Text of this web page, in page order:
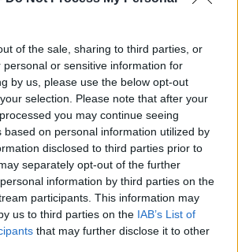
of the sale, sharing to third parties, or
personal or sensitive information for
by us, please use the below opt-out
selection. Please note that after your
you may continue seeing
based on personal information utilized by
disclosed to third parties prior to
separately opt-out of the further
information by third parties on the
participants. This information may
us to third parties on the IAB’s List of
that may further disclose it to other
e passione.